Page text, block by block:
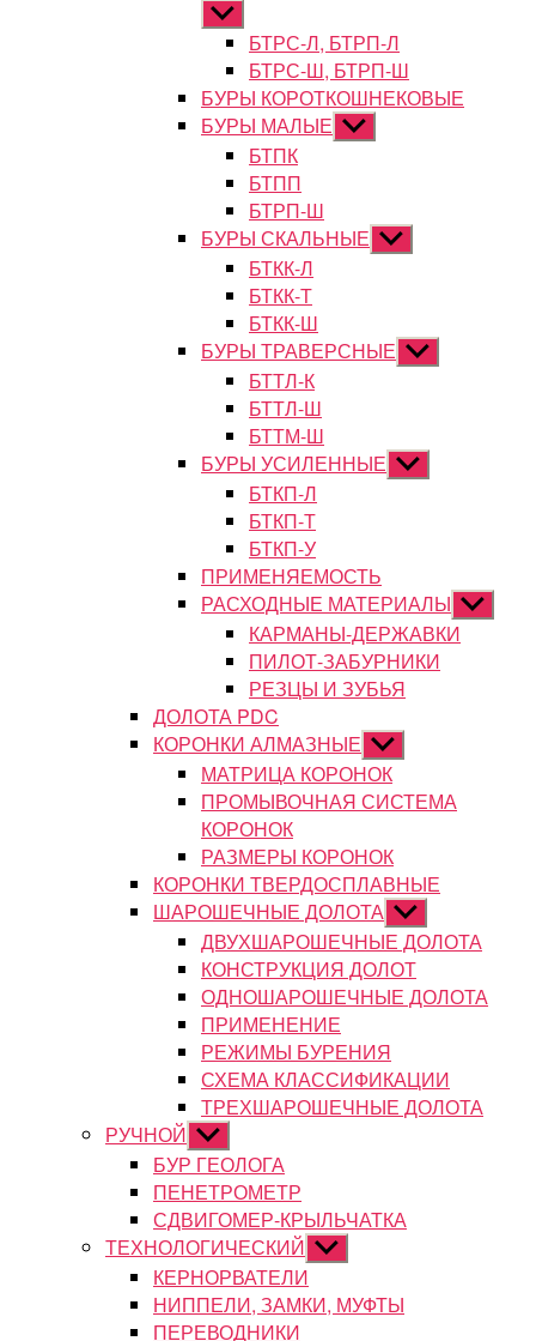
Показывать
подменюБТРС-Л, БТРП-Л
БТРС-Ш, БТРП-Ш
БУРЫ КОРОТКОШНЕКОВЫЕ
БУРЫ МАЛЫЕ Показывать
подменю
БТПК
БТПП
БТРП-Ш
БУРЫ СКАЛЬНЫЕ Показывать
подменю
БТКК-Л
БТКК-Т
БТКК-Ш
БУРЫ ТРАВЕРСНЫЕ Показывать
подменю
БТТЛ-К
БТТЛ-Ш
БТТМ-Ш
БУРЫ УСИЛЕННЫЕ Показывать
подменю
БТКП-Л
БТКП-Т
БТКП-У
ПРИМЕНЯЕМОСТЬ
РАСХОДНЫЕ МАТЕРИАЛЫ
подменю
КАРМАНЫ-ДЕРЖАВКИ
ПИЛОТ-ЗАБУРНИКИ
РЕЗЦЫ И ЗУБЬЯ
ДОЛОТА PDC
КОРОНКИ АЛМАЗНЫЕ Показывать
подменю
МАТРИЦА КОРОНОК
ПРОМЫВОЧНАЯ СИСТЕМА
КОРОНОК
РАЗМЕРЫ КОРОНОК
КОРОНКИ ТВЕРДОСПЛАВНЫЕ
ШАРОШЕЧНЫЕ ДОЛОТА Показывать
подменю
ДВУХШАРОШЕЧНЫЕ ДОЛОТА
КОНСТРУКЦИЯ ДОЛОТ
ОДНОШАРОШЕЧНЫЕ ДОЛОТА
ПРИМЕНЕНИЕ
РЕЖИМЫ БУРЕНИЯ
СХЕМА КЛАССИФИКАЦИИ
ТРЕХШАРОШЕЧНЫЕ ДОЛОТА
РУЧНОЙ Показывать
подменю
БУР ГЕОЛОГА
ПЕНЕТРОМЕТР
СДВИГОМЕР-КРЫЛЬЧАТКА
ТЕХНОЛОГИЧЕСКИЙ Показывать
подменю
КЕРНОРВАТЕЛИ
НИППЕЛИ, ЗАМКИ, МУФТЫ
ПЕРЕВОДНИКИ